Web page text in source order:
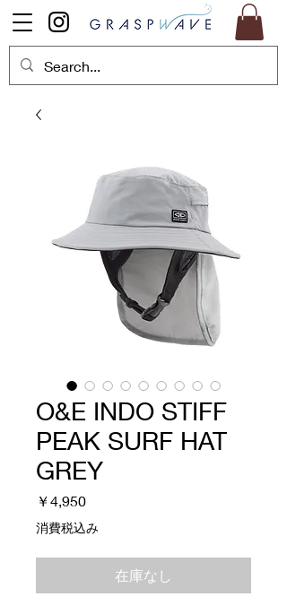
O&E INDO STIFF
PEAK SURF HAT
GREY
￥4,950価
消費税込み
在庫なし